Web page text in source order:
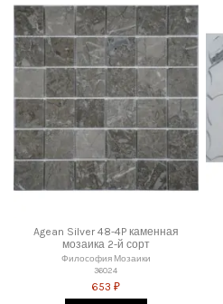
Agean Silver 48-4P каменная
мозаика 2-й сорт
Философия Мозаики
36024
653 ₽